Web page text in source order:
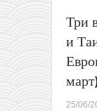
Три
и
25/06/